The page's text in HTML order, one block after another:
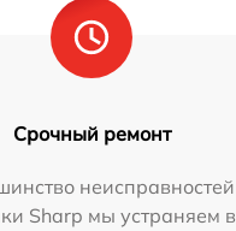
Срочный ремонт
неисправностей
Sharp мы устраняем в